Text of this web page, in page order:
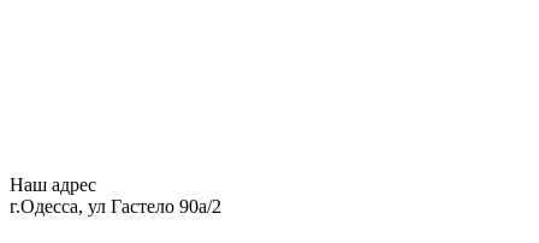
Наш адрес
г.Одесса, ул Гастело 90а/2